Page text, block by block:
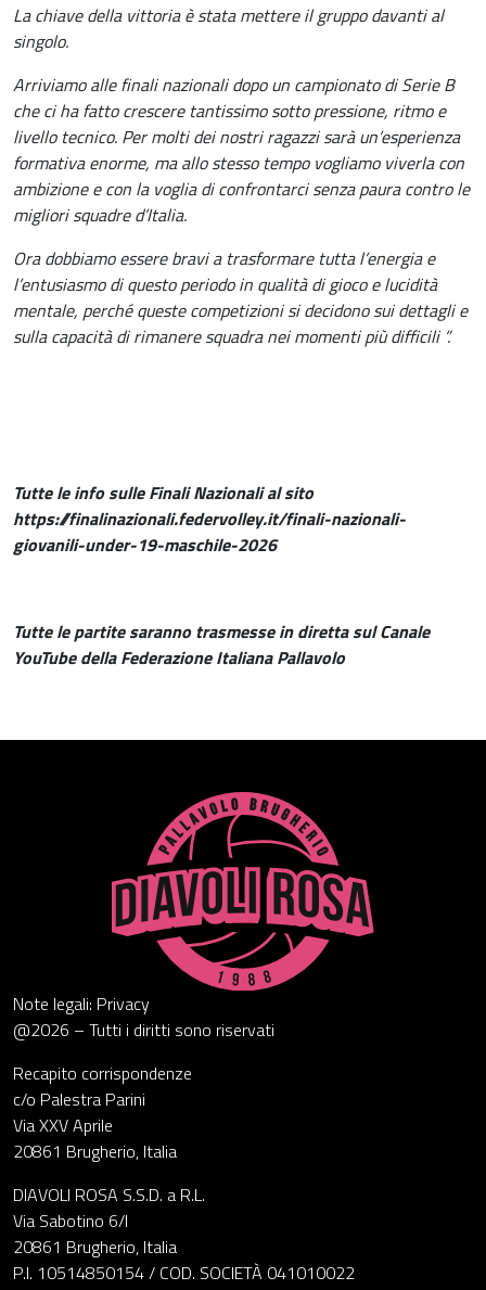
La chiave della vittoria è stata mettere il gruppo davanti al
singolo.
Arriviamo alle finali nazionali dopo un campionato di Serie B
che ci ha fatto crescere tantissimo sotto pressione, ritmo e
livello tecnico. Per molti dei nostri ragazzi sarà un’esperienza
formativa enorme, ma allo stesso tempo vogliamo viverla con
ambizione e con la voglia di confrontarci senza paura contro le
migliori squadre d’Italia.
Ora dobbiamo essere bravi a trasformare tutta l’energia e
l’entusiasmo di questo periodo in qualità di gioco e lucidità
mentale, perché queste competizioni si decidono sui dettagli e
sulla capacità di rimanere squadra nei momenti più difficili ”.
Tutte le info sulle Finali Nazionali al sito
https://finalinazionali.federvolley.it/finali-nazionali-
giovanili-under-19-maschile-2026
Tutte le partite saranno trasmesse in diretta sul Canale
YouTube della Federazione Italiana Pallavolo
Note legali: Privacy
@2026 – Tutti i diritti sono riservati
Recapito corrispondenze
c/o Palestra Parini
Via XXV Aprile
20861 Brugherio, Italia
DIAVOLI ROSA S.S.D. a R.L.
Via Sabotino 6/I
20861 Brugherio, Italia
P.I. 10514850154 / COD. SOCIETÀ 041010022